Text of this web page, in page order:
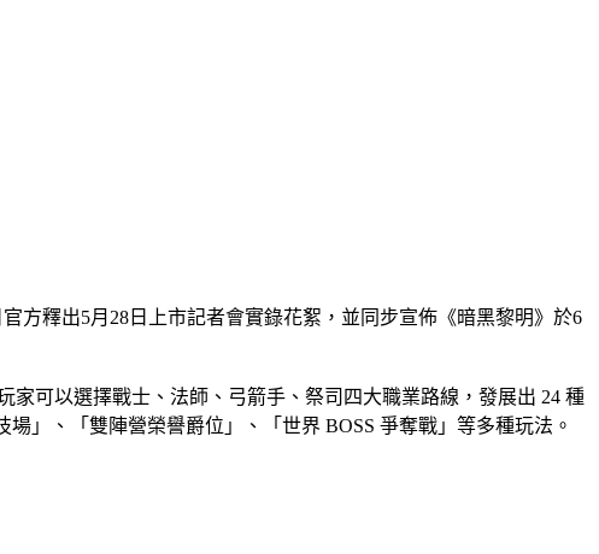
方釋出5月28日上市記者會實錄花絮，並同步宣佈《暗黑黎明》於6
家可以選擇戰士、法師、弓箭手、祭司四大職業路線，發展出 24 種
」、「雙陣營榮譽爵位」、「世界 BOSS 爭奪戰」等多種玩法。